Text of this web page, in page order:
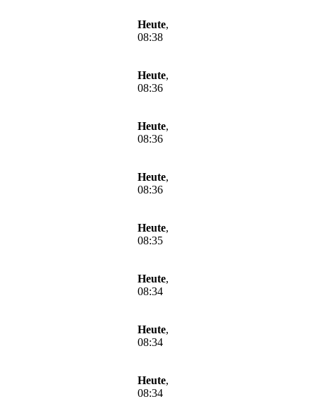
Heute,
08:38
Heute,
08:36
Heute,
08:36
Heute,
08:36
Heute,
08:35
Heute,
08:34
Heute,
08:34
Heute,
08:34